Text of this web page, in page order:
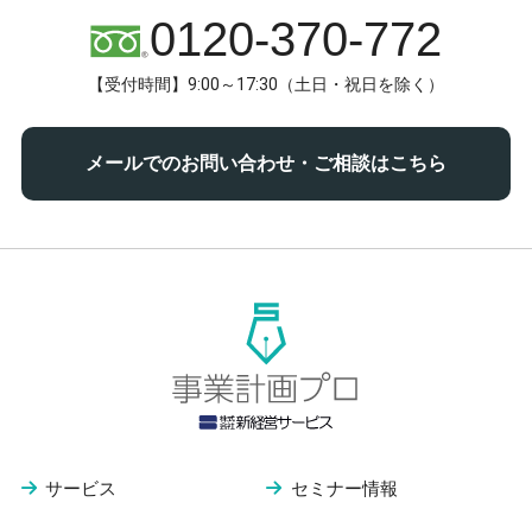
0120-370-772
【受付時間】9:00～17:30（土日・祝日を除く）
メールでのお問い合わせ・ご相談はこちら
サービス セミナー情報